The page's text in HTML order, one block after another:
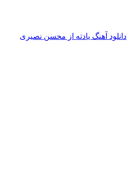
دانلود آهنگ یادته از محسن نصیری